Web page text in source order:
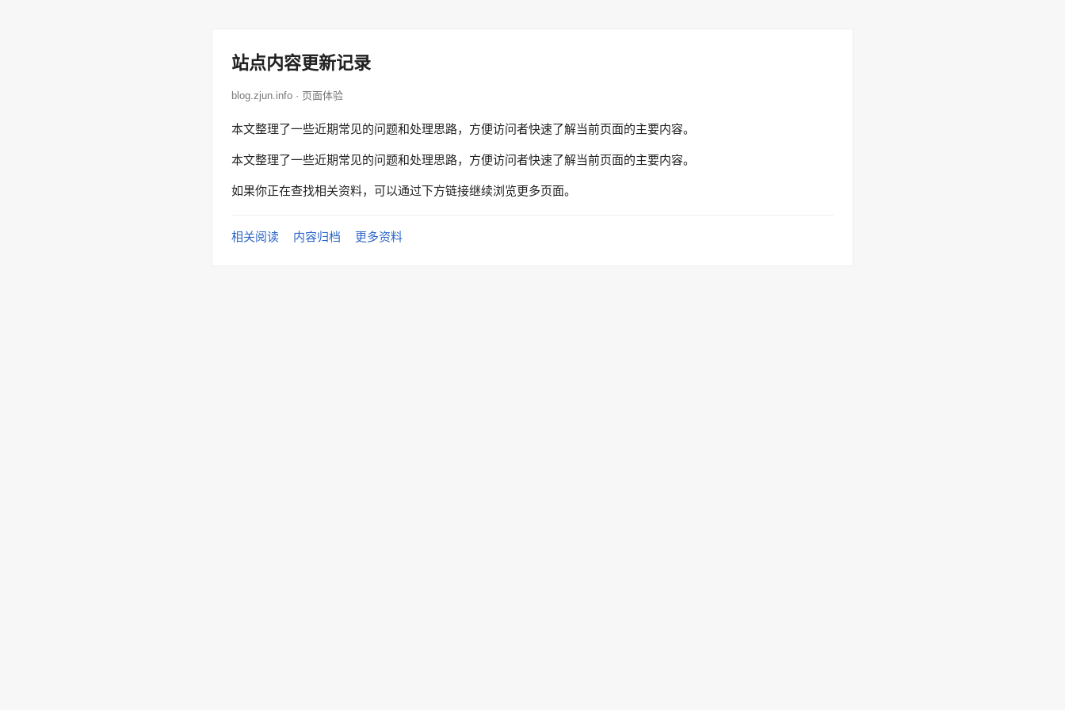
站点内容更新记录
blog.zjun.info · 页面体验
本文整理了一些近期常见的问题和处理思路，方便访问者快速了解当前页面的主要内容。
本文整理了一些近期常见的问题和处理思路，方便访问者快速了解当前页面的主要内容。
如果你正在查找相关资料，可以通过下方链接继续浏览更多页面。
相关阅读 内容归档 更多资料